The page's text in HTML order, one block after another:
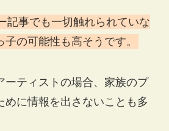
記事でも一切触れられていな
の可能性も高そうです。
ーティストの場合、家族のプ
めに情報を出さないことも多